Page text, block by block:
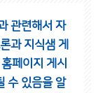
관련해서 자
과 지식샘 게
페이지 게시
수 있음을 알